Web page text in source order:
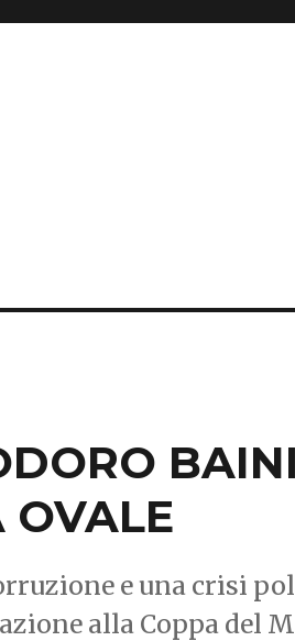
OVALE
e una crisi
alla Coppa del